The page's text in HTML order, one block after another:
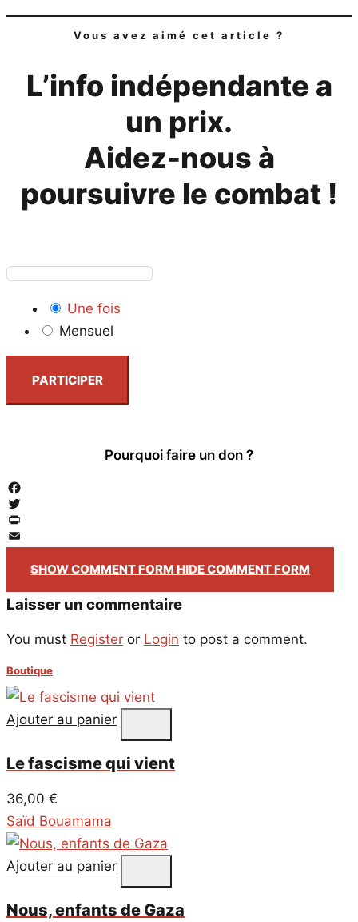
Vous avez aimé cet article ?
L’info indépendante a
un prix.
Aidez-nous à
poursuivre le combat !
Une fois
Mensuel
PARTICIPER
Pourquoi faire un don ?
Facebook
Twitter
PrintFriendly
Email
SHOW COMMENT FORM HIDE COMMENT FORM
Laisser un commentaire
You must Register or Login to post a comment.
Boutique
Ajouter au panier
Le fascisme qui vient
36,00 €
Saïd Bouamama
Ajouter au panier
Nous, enfants de Gaza